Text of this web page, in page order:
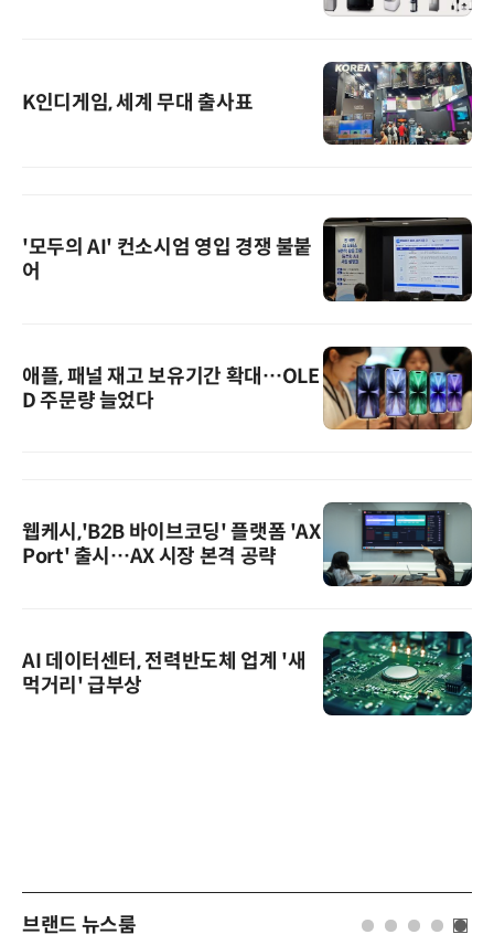
K인디게임, 세계 무대 출사표
'모두의 AI' 컨소시엄 영입 경쟁 불붙
어
애플, 패널 재고 보유기간 확대…OLE
D 주문량 늘었다
웹케시,'B2B 바이브코딩' 플랫폼 'AX
Port' 출시…AX 시장 본격 공략
AI 데이터센터, 전력반도체 업계 '새
먹거리' 급부상
브랜드 뉴스룸